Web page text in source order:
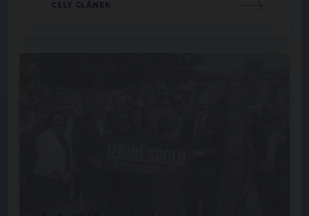
CELÝ ČLÁNEK